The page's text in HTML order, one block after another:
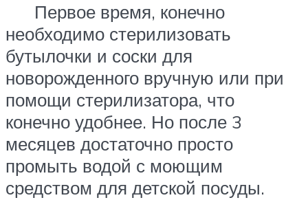
Первое время, конечно
необходимо стерилизовать
бутылочки и соски для
новорожденного вручную или при
помощи стерилизатора, что
конечно удобнее. Но после 3
месяцев достаточно просто
промыть водой с моющим
средством для детской посуды.